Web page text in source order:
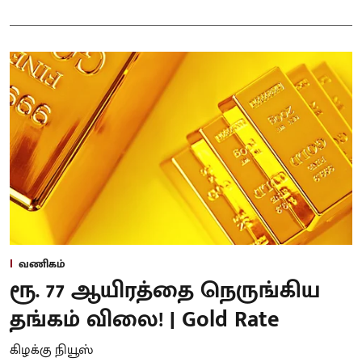
வணிகம்
ரூ. 77 ஆயிரத்தை நெருங்கிய
தங்கம் விலை! | Gold Rate
கிழக்கு நியூஸ்